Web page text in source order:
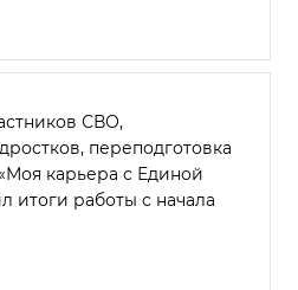
СВО,
переподготовка
карьера с Единой
итоги работы с начала